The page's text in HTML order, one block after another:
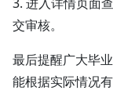
3. 进入详情页面
交审核。
最后提醒广大毕
能根据实际情况